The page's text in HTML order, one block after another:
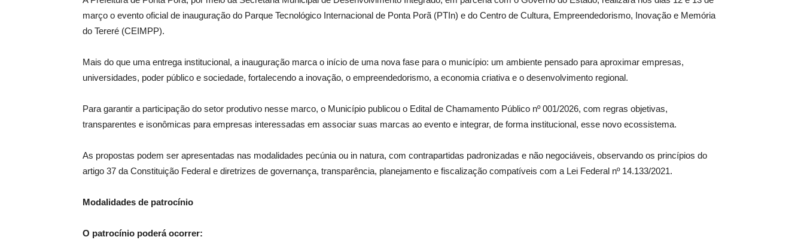
março o evento oficial de inauguração do Parque Tecnológico Internacional de Ponta Porã (PTIn) e do Centro de Cultura, Empreendedorismo, Inovação e Memória
do Tereré (CEIMPP).
Mais do que uma entrega institucional, a inauguração marca o início de uma nova fase para o município: um ambiente pensado para aproximar empresas,
universidades, poder público e sociedade, fortalecendo a inovação, o empreendedorismo, a economia criativa e o desenvolvimento regional.
Para garantir a participação do setor produtivo nesse marco, o Município publicou o Edital de Chamamento Público nº 001/2026, com regras objetivas,
transparentes e isonômicas para empresas interessadas em associar suas marcas ao evento e integrar, de forma institucional, esse novo ecossistema.
As propostas podem ser apresentadas nas modalidades pecúnia ou in natura, com contrapartidas padronizadas e não negociáveis, observando os princípios do
artigo 37 da Constituição Federal e diretrizes de governança, transparência, planejamento e fiscalização compatíveis com a Lei Federal nº 14.133/2021.
Modalidades de patrocínio
O patrocínio poderá ocorrer: